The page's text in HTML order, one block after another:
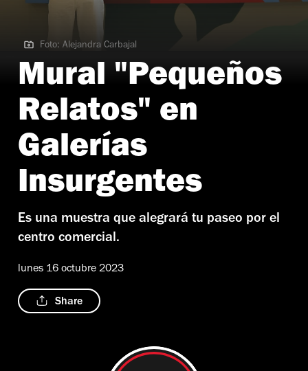
Foto: Alejandra Carbajal
Foto: Alejandra Carbajal
Mural "Pequeños
Relatos" en
Galerías
Insurgentes
Es una muestra que alegrará tu paseo por el
centro comercial.
lunes 16 octubre 2023
Share